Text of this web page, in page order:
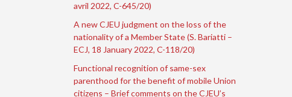
avril 2022, C-645/20)
A new CJEU judgment on the loss of the
nationality of a Member State (S. Bariatti –
ECJ, 18 January 2022, C-118/20)
Functional recognition of same-sex
parenthood for the benefit of mobile Union
citizens – Brief comments on the CJEU’s